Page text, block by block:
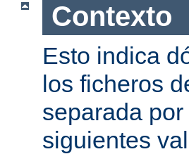
Contexto
Esto indica
los ficheros
separada
siguientes